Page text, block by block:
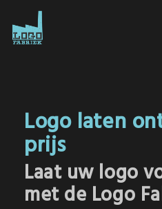
Logo laten
prijs
Laat uw logo
met de Logo